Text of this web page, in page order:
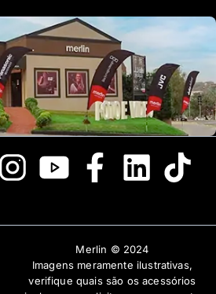
Merlin © 2024
Imagens meramente ilustrativas,
verifique quais são os acessórios